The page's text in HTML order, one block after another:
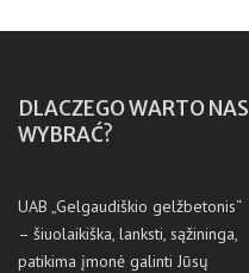
DLACZEGO WARTO NAS
WYBRAĆ?
UAB „Gelgaudiškio gelžbetonis“
– šiuolaikiška, lanksti, sąžininga,
patikima įmonė galinti Jūsų